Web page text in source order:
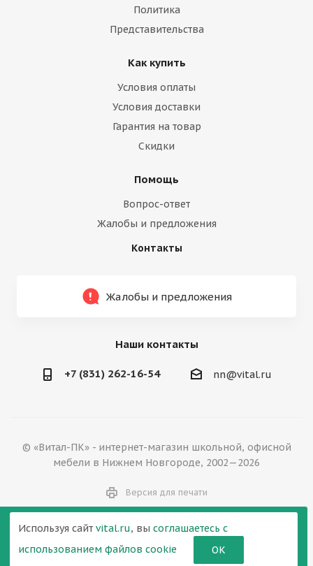
Политика
Представительства
Как купить
Условия оплаты
Условия доставки
Гарантия на товар
Скидки
Помощь
Вопрос-ответ
Жалобы и предложения
Контакты
Жалобы и предложения
Наши контакты
+7 (831) 262-16-54 nn@vital.ru
© «Витал-ПК» - интернет-магазин школьной, офисной
мебели в Нижнем Новгороде, 2002—2026
Версия для печати
Используя сайт vital.ru, вы соглашаетесь с
использованием файлов cookie
ОК